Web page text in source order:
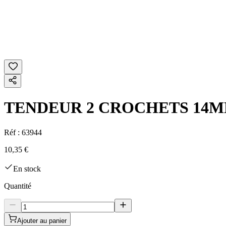
TENDEUR 2 CROCHETS
Réf : 63944
10,35 €
En stock
Quantité
Ajouter au panier